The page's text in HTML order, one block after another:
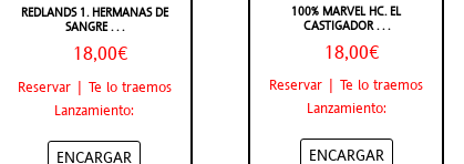
REDLANDS 1. HERMANAS DE
SANGRE . . .
18,00€
Reservar | Te lo traemos
Lanzamiento:
ENCARGAR
100% MARVEL HC. EL
CASTIGADOR . . .
18,00€
Reservar | Te lo traemos
Lanzamiento:
ENCARGAR